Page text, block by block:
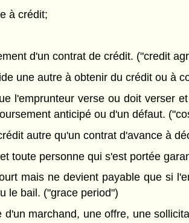
à crédit;
d'un contrat de crédit. ("credit
une autre à obtenir du crédit ou à
l'emprunteur verse ou doit verser
anticipé ou d'un défaut.
autre qu'un contrat d'avance à
toute personne qui s'est portée
mais ne devient payable que si
le bail. ("grace period")
marchand, une offre, une